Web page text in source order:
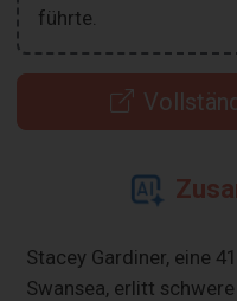
führte.
Stacey Gardiner, eine
Swansea, erlitt